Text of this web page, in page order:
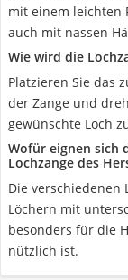
mit einem leichten
auch mit nassen
Wie wird die
Platzieren Sie das
der Zange und
gewünschte Loch
Wofür eignen sich
Lochzange des
Die verschiedenen
Löchern mit
besonders für die
nützlich ist.